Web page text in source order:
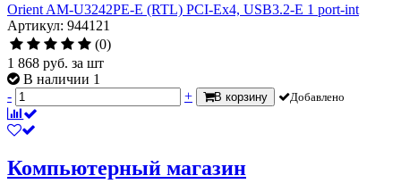
Orient AM-U3242PE-E (RTL) PCI-Ex4, USB3.2-E 1 port-int
Артикул: 944121
(0)
1 868 руб. за шт
В наличии 1
-
+ В корзину Добавлено
Компьютерный магазин